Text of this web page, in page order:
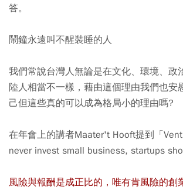
答。
鬧鐘永遠叫不醒裝睡的人
我們常說台灣人無論是在文化、環境、政
陸人相當不一樣，藉由這個理由我們也安
己但這些真的可以成為格局小的理由嗎?
在年會上的講者Maater't Hooft提到「
never invest small business, startups
風險與報酬是成正比的，唯有肯風險的創